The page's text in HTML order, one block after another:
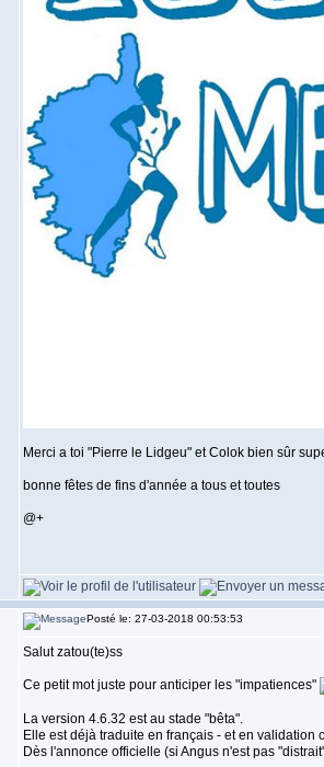
Merci a toi "Pierre le Lidgeu" et Colok bien sûr
bonne fêtes de fins d'année a tous et toutes
@+
Posté le: 27-03-2018 00:53:53
Salut zatou(te)ss
Ce petit mot juste pour anticiper les "impatiences"
La version 4.6.32 est au stade "bêta".
Elle est déjà traduite en français - et en validation
Dès l'annonce officielle (si Angus n'est pas